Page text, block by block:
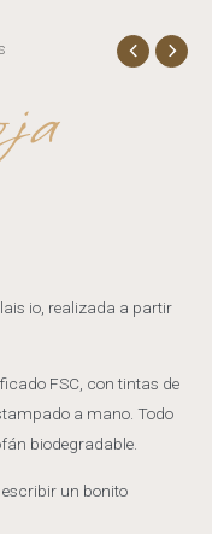
io, realizada a partir
FSC, con tintas de
a mano. Todo
biodegradable.
un bonito